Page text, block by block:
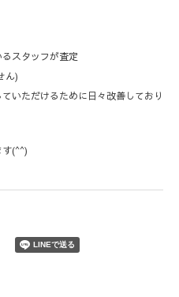
スタッフが査定
ん)
いただけるために日々改善しており
(^^)